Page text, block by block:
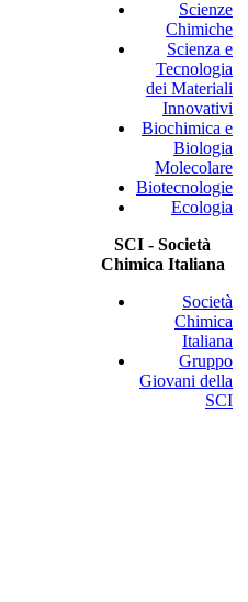
Scienze
Chimiche
Scienza e
Tecnologia
dei Materiali
Innovativi
Biochimica e
Biologia
Molecolare
Biotecnologie
Ecologia
SCI - Società
Chimica Italiana
Società
Chimica
Italiana
Gruppo
Giovani della
SCI